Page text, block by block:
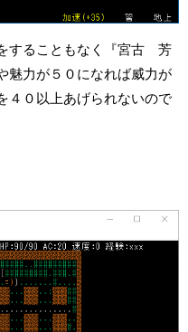
することもなく『宮古 芳
魅力が５０になれば威力が
４０以上あげられないので